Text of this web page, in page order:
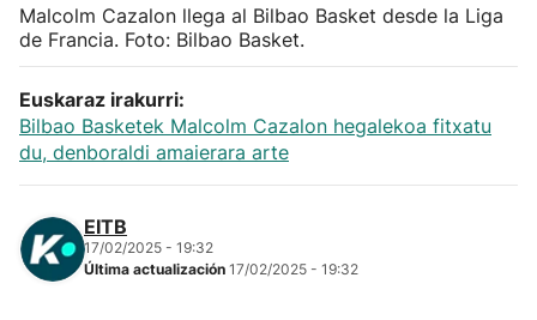
"Helmuga"
Malcolm Cazalon llega al Bilbao Basket desde la Liga
de Francia. Foto: Bilbao Basket.
Euskaraz irakurri:
Bilbao Basketek Malcolm Cazalon hegalekoa fitxatu
du, denboraldi amaierara arte
EITB
17/02/2025 - 19:32
Última actualización 17/02/2025 - 19:32